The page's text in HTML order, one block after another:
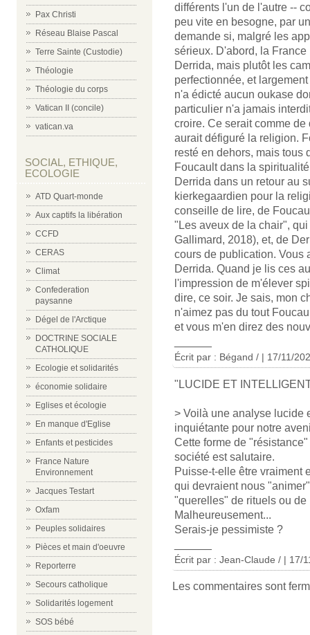
Pax Christi
Réseau Blaise Pascal
Terre Sainte (Custodie)
Théologie
Théologie du corps
Vatican II (concile)
vatican.va
SOCIAL, ETHIQUE,
ECOLOGIE
ATD Quart-monde
Aux captifs la libération
CCFD
CERAS
Climat
Confederation
paysanne
Dégel de l'Arctique
DOCTRINE SOCIALE
CATHOLIQUE
Ecologie et solidarités
économie solidaire
Eglises et écologie
En manque d'Eglise
Enfants et pesticides
France Nature
Environnement
Jacques Testart
Oxfam
Peuples solidaires
Pièces et main d'oeuvre
Reporterre
Secours catholique
Solidarités logement
SOS bébé
différents l'un de l'autre --
peu vite en besogne, par
demande si, malgré les
sérieux. D'abord, la
Derrida, mais plutôt les
perfectionnée, et
n'a édicté aucun oukase
particulier n'a jamais
croire. Ce serait comme
aurait défiguré la religion.
resté en dehors, mais tous
Foucault dans la
Derrida dans un retour au
kierkegaardien pour la
conseille de lire, de
"Les aveux de la chair",
Gallimard, 2018), et, de
cours de publication. Vous
Derrida. Quand je lis ces
l'impression de m'élever
dire, ce soir. Je sais, mon
n'aimez pas du tout
et vous m'en direz des
Écrit par : Bégand / | 17/11/
"LUCIDE ET
> Voilà une analyse lucide
inquiétante pour notre
Cette forme de
société est salutaire.
Puisse-t-elle être vraiment
qui devraient nous
"querelles" de rituels ou de
Malheureusement...
Serais-je pessimiste ?
Écrit par : Jean-Claude / | 17/
Les commentaires sont